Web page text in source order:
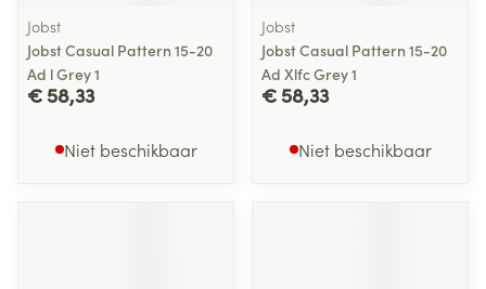
Jobst
Jobst Casual Pattern 15-20
Ad l Grey 1
€ 58,33
Niet beschikbaar
Jobst
Jobst Casual Pattern 15-20
Ad Xlfc Grey 1
€ 58,33
Niet beschikbaar